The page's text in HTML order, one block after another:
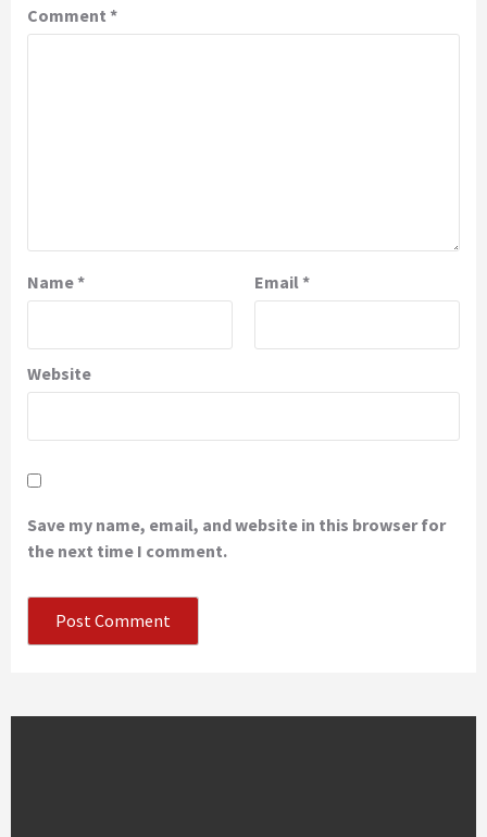
Comment *
Name* Email *
Website
Save my name, email, and website in this browser for
the next time I comment.